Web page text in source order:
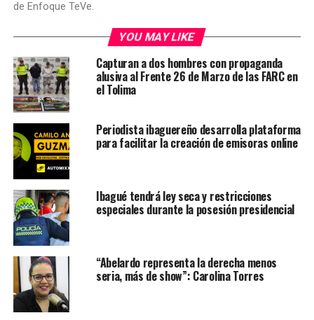
de Enfoque TeVe.
YOU MAY LIKE
Capturan a dos hombres con propaganda
alusiva al Frente 26 de Marzo de las FARC en
el Tolima
Periodista ibaguereño desarrolla plataforma
para facilitar la creación de emisoras online
Ibagué tendrá ley seca y restricciones
especiales durante la posesión presidencial
“Abelardo representa la derecha menos
seria, más de show”: Carolina Torres